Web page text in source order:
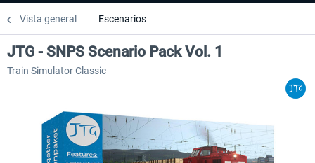
Vista general Escenarios
JTG - SNPS Scenario Pack Vol. 1
Train Simulator Classic